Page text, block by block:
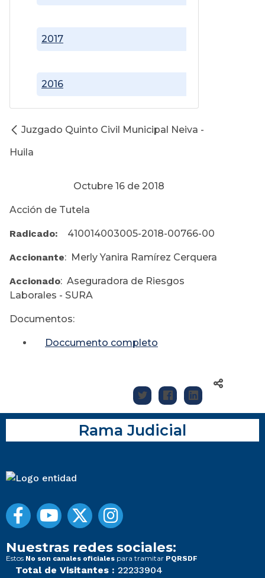
2016
2017
Juzgado Quinto Civil Municipal Neiva -
Huila
Octubre 16 de 2018
Acción de Tutela
Radicado: 410014003005-2018-00766-00
Accionante: Merly Yanira Ramírez Cerquera
Accionado: Aseguradora de Riesgos
Laborales - SURA
Documentos:
Doccumento completo
Rama Judicial
Nuestras redes sociales:
Estos No son canales oficiales para tramitar PQRSDF
Total de Visitantes : 22233904